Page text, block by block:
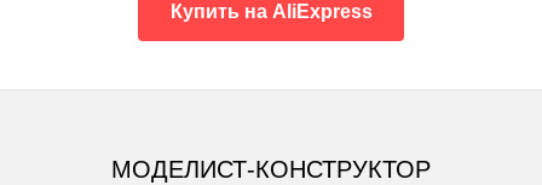
Купить на AliExpress
МОДЕЛИСТ-КОНСТРУКТОР